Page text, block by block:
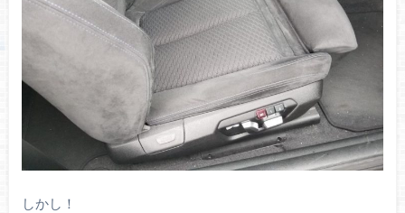
しかし！